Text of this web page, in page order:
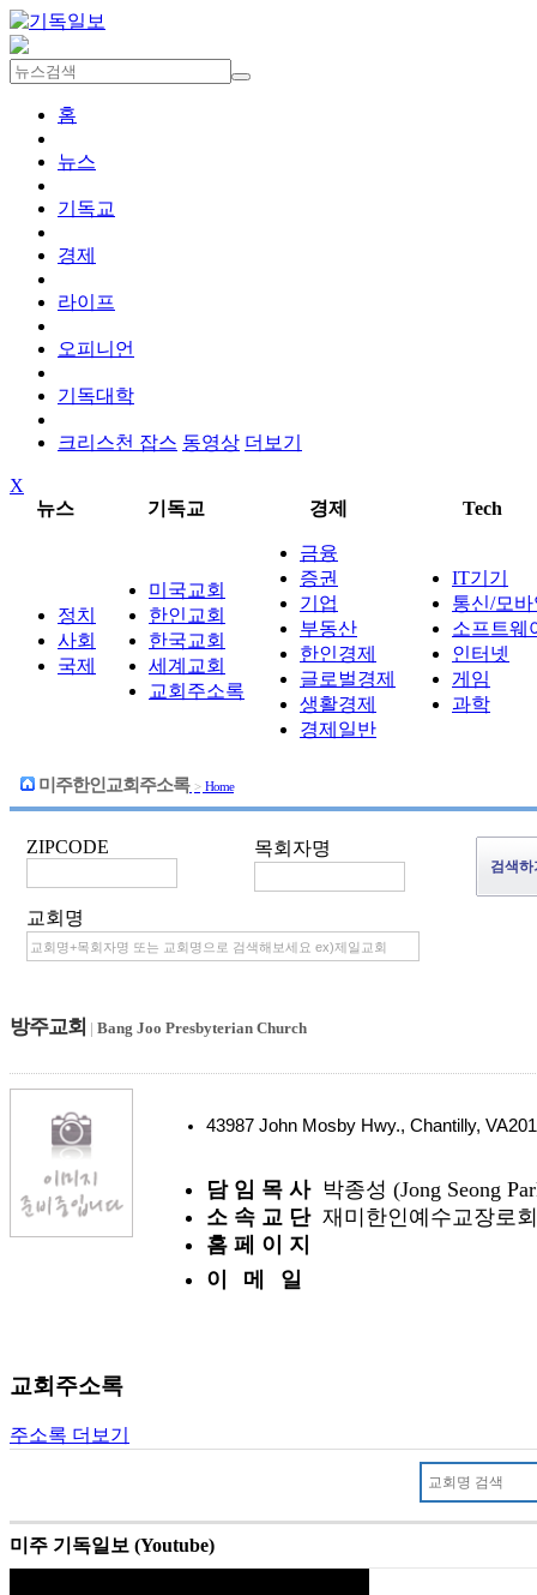
홈
뉴스
기독교
경제
라이프
오피니언
기독대학
크리스천 잡스 동영상 더보기
X
뉴스
기독교 경제 Tech
정치
사회
국제
미국교회
한인교회
한국교회
세계교회
교회주소록
금융
증권
기업
부동산
한인경제
글로벌경제
생활경제
경제일반
IT기기
통신/모
소프트웨
인터넷
게임
과학
미주한인교회주소록 > Home
ZIPCODE 목회자명
교회명
방주교회 | Bang Joo Presbyterian Church
43987 John Mosby Hwy., Chantilly,
담 임 목 사 박종성 (Jong Seong
소 속 교 단 재미한인예수교장로
홈 페 이 지
이 메 일
교회주소록
주소록 더보기
미주 기독일보 (Youtube)